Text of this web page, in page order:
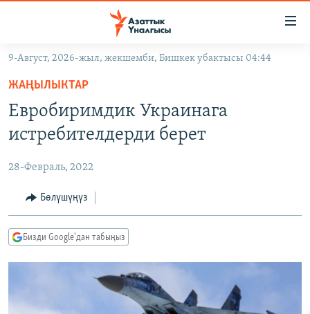
Навигацияга
өтүңүз
Издөөгө
салыңыз
КЫРГЫЗСТАН
КЫРГЫЗСТАН
ЭКОНОМИКА
МАДАНИЯТ
ДҮЙНӨ
БОРБОР АЗИЯ
УКРАИНА
АТАЙЫН ИЛИКТӨӨ
ТВ ПРОГРАММАЛАР
ЭКСПЕРТТЕР ТАЛДАЙТ
ӨЗГӨЧӨ ПИКИР
9-Август, 2026-жыл, жекшемби, Бишкек убактысы 04:44
ЖАҢЫЛЫКТАР
Евробиримдик Украинага
истребителдерди берет
28-Февраль, 2022
Бөлүшүңүз
Бизди Google'дан табыңыз